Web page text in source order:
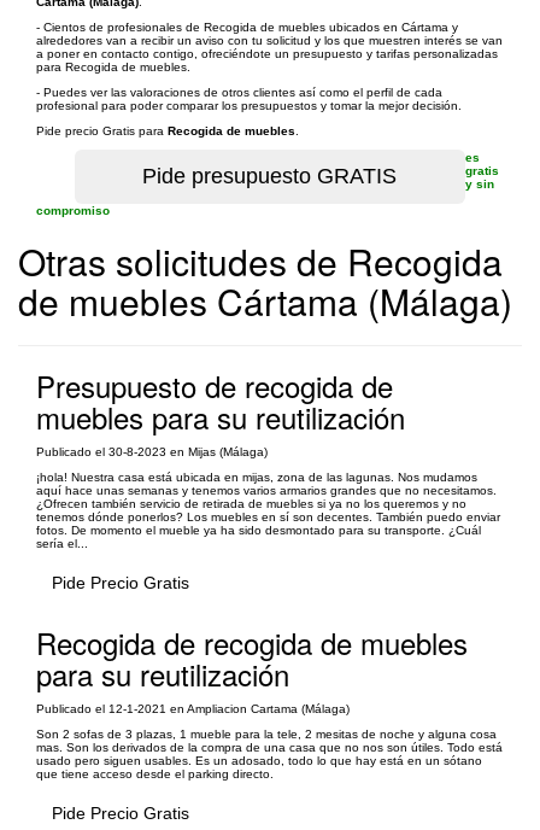
- Cientos de profesionales de Recogida de muebles ubicados en Cártama y
alrededores van a recibir un aviso con tu solicitud y los que muestren interés se van
a poner en contacto contigo, ofreciéndote un presupuesto y tarifas personalizadas
para Recogida de muebles.
- Puedes ver las valoraciones de otros clientes así como el perfil de cada
profesional para poder comparar los presupuestos y tomar la mejor decisión.
Pide precio Gratis para Recogida de muebles
es
gratis
y sin
compromiso
Otras solicitudes de Recogida
de muebles Cártama (Málaga)
Presupuesto de recogida de
muebles para su reutilización
Publicado el 30-8-2023 en Mijas (Málaga)
¡hola! Nuestra casa está ubicada en mijas, zona de las lagunas. Nos mudamos
aquí hace unas semanas y tenemos varios armarios grandes que no necesitamos.
¿Ofrecen también servicio de retirada de muebles si ya no los queremos y no
tenemos dónde ponerlos? Los muebles en sí son decentes. También puedo enviar
fotos. De momento el mueble ya ha sido desmontado para su transporte. ¿Cuál
sería el...
Pide Precio Gratis
Recogida de recogida de muebles
para su reutilización
Publicado el 12-1-2021 en Ampliacion Cartama (Málaga)
Son 2 sofas de 3 plazas, 1 mueble para la tele, 2 mesitas de noche y alguna cosa
mas. Son los derivados de la compra de una casa que no nos son útiles. Todo está
usado pero siguen usables. Es un adosado, todo lo que hay está en un sótano
que tiene acceso desde el parking directo.
Pide Precio Gratis